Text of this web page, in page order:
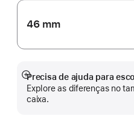
46 mm
Precisa de ajuda para
Explore as diferenças no
caixa.
Veja
mais